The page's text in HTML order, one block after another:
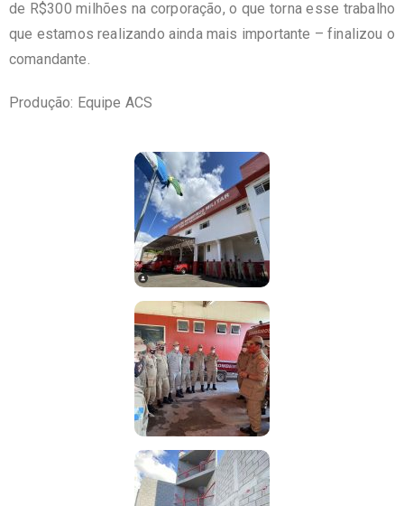
de R$300 milhões na corporação, o que torna esse trabalho
que estamos realizando ainda mais importante – finalizou o
comandante.
Produção: Equipe ACS